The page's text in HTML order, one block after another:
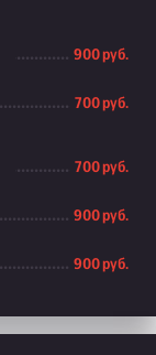
900 руб.
700 руб.
700 руб.
900 руб.
900 руб.